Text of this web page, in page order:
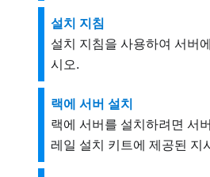
설치 지침
설치 지침을 사용하여 서버
시오.
랙에 서버 설치
랙에 서버를 설치하려면 서
레일 설치 키트에 제공된 지